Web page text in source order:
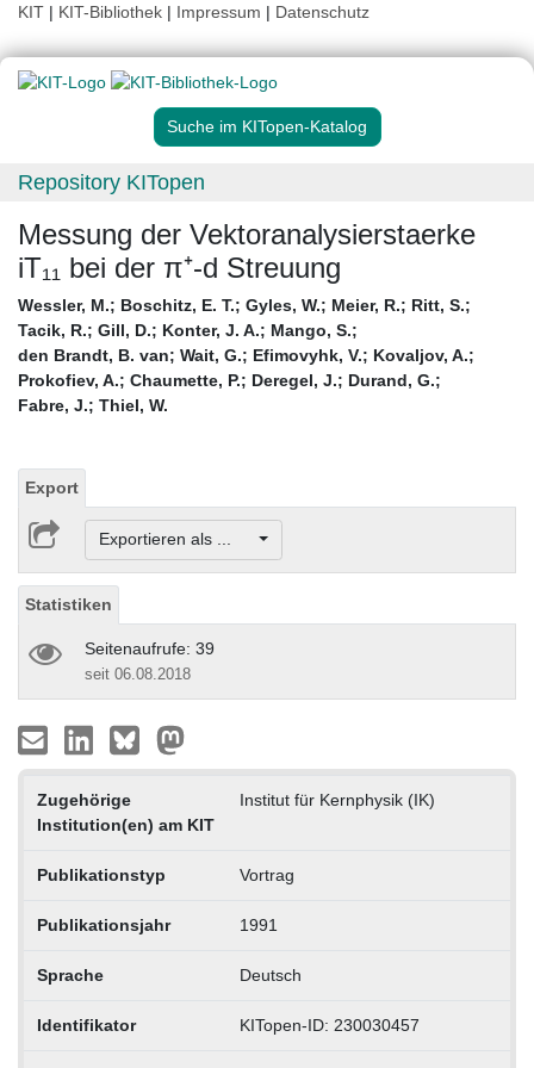
KIT | KIT-Bibliothek | Impressum | Datenschutz
Suche im KITopen-Katalog
Repository KITopen
Messung der Vektoranalysierstaerke
iT₁₁ bei der π⁺-d Streuung
Wessler, M.; Boschitz, E. T.; Gyles, W.; Meier, R.; Ritt, S.;
Tacik, R.; Gill, D.; Konter, J. A.; Mango, S.;
den Brandt, B. van; Wait, G.; Efimovyhk, V.; Kovaljov, A.;
Prokofiev, A.; Chaumette, P.; Deregel, J.; Durand, G.;
Fabre, J.; Thiel, W.
Export
Exportieren als ...
Statistiken
Seitenaufrufe: 39
seit 06.08.2018
Zugehörige
Institution(en) am KIT
Institut für Kernphysik (IK)
Publikationstyp Vortrag
Publikationsjahr 1991
Sprache Deutsch
Identifikator KITopen-ID: 230030457